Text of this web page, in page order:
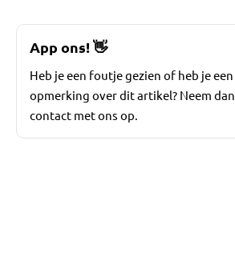
App ons!👋
Heb je een foutje gezien of heb je een
opmerking over dit artikel? Neem dan
contact met ons op.